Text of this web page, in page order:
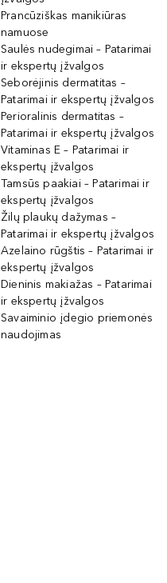
Prancūziškas manikiūras
namuose
Saulės nudegimai – Patarimai
ir ekspertų įžvalgos
Seborėjinis dermatitas –
Patarimai ir ekspertų įžvalgos
Perioralinis dermatitas –
Patarimai ir ekspertų įžvalgos
Vitaminas E – Patarimai ir
ekspertų įžvalgos
Tamsūs paakiai – Patarimai ir
ekspertų įžvalgos
Žilų plaukų dažymas –
Patarimai ir ekspertų įžvalgos
Azelaino rūgštis – Patarimai ir
ekspertų įžvalgos
Dieninis makiažas – Patarimai
ir ekspertų įžvalgos
Savaiminio įdegio priemonės
naudojimas